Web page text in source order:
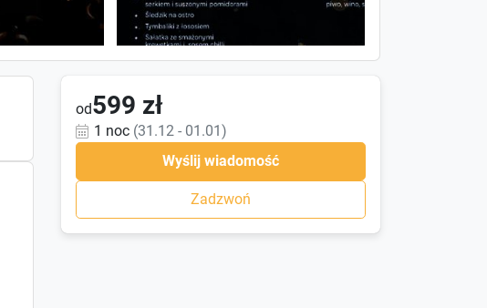
od599 zł
1 noc (31.12 - 01.01)
Wyślij wiadomość
Zadzwoń